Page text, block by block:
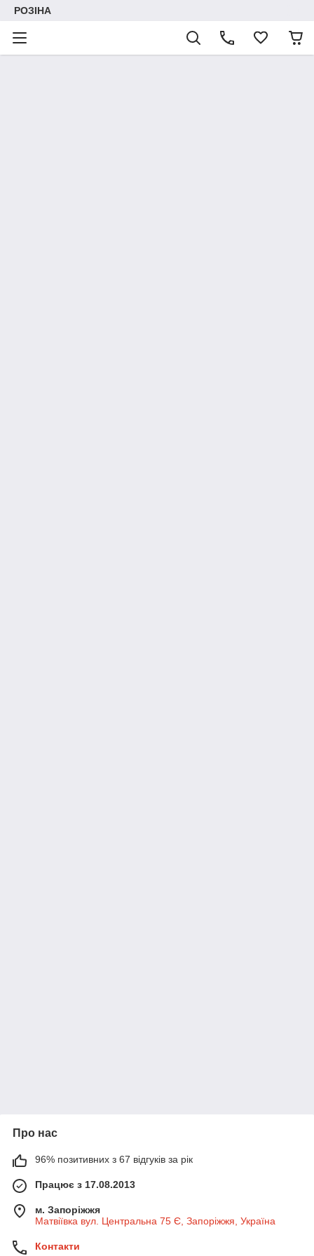
РОЗІНА
Про нас
96% позитивних з 67 відгуків за рік
Працює з 17.08.2013
м. Запоріжжя
Матвіївка вул. Центральна 75 Є, Запоріжжя, Україна
Контакти